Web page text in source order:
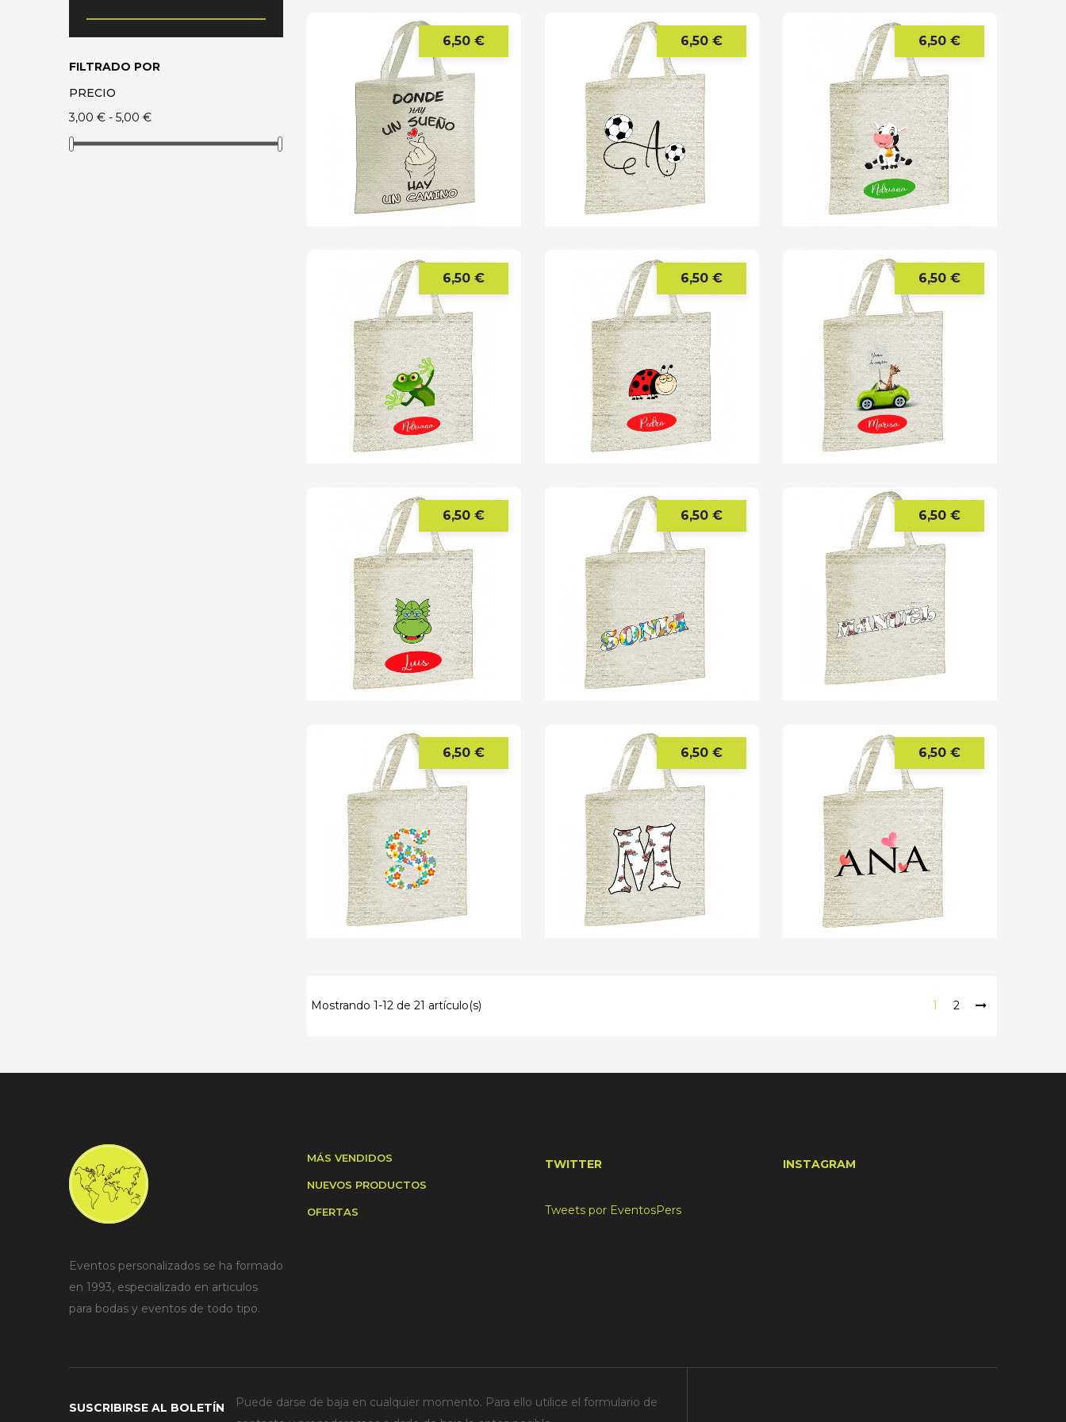
FILTRADO POR
PRECIO
3,00 € - 5,00 €
6,50 € 6,50 € 6,50 €
6,50 € 6,50 € 6,50 €
6,50 € 6,50 € 6,50 €
6,50 € 6,50 € 6,50 €
Mostrando 1-12 de 21 artículo(s) 1 2
Eventos personalizados se ha formado
en 1993, especializado en articulos
para bodas y eventos de todo tipo.
MÁS VENDIDOS
NUEVOS PRODUCTOS
OFERTAS
TWITTER
Tweets por EventosPers
INSTAGRAM
SUSCRIBIRSE AL BOLETÍN
Puede darse de baja en cualquier momento. Para ello utilice el formulario de